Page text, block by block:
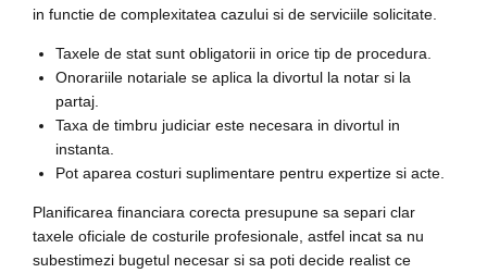
in functie de complexitatea cazului si de serviciile solicitate.
Taxele de stat sunt obligatorii in orice tip de procedura.
Onorariile notariale se aplica la divortul la notar si la
partaj.
Taxa de timbru judiciar este necesara in divortul in
instanta.
Pot aparea costuri suplimentare pentru expertize si acte.
Planificarea financiara corecta presupune sa separi clar
taxele oficiale de costurile profesionale, astfel incat sa nu
subestimezi bugetul necesar si sa poti decide realist ce